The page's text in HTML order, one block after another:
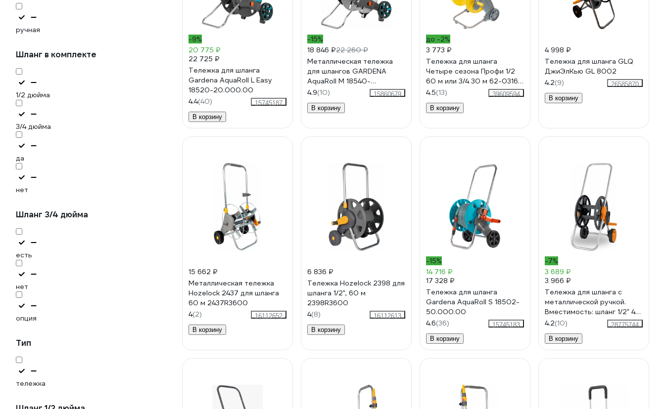
ручная
Шланг в комплекте
1/2 дюйма
3/4 дюйма
да
нет
Шланг 3/4 дюйма
есть
нет
опция
Тип
тележка
-9%
20 775 ₽
22 725 ₽
Тележка для шланга
Gardena AquaRoll L Easy
18520-20.000.00
4.4(40)
15745187
В корзину
-15%
18 846 ₽22 260 ₽
Металлическая тележка
для шлангов GARDENA
AquaRoll M 18540-
20.000.00
4.9(10)
15860679
В корзину
до -2%
3 773 ₽
Тележка для шланга
Четыре сезона Профи 1/2
60 м или 3/4 30 м 62-0316-
F
4.5(13)
39609594
В корзину
4 998 ₽
Тележка для шланга GLQ
ДжиЭлКью GL 8002
4.2(9)
26585870
В корзину
15 662 ₽
Металлическая тележка
Hozelock 2437 для шланга
60 м 2437R3600
4(2)
16112652
В корзину
6 836 ₽
Тележка Hozelock 2398 для
шланга 1/2", 60 м
2398R3600
4(8)
16112613
В корзину
-15%
14 716 ₽
17 328 ₽
Тележка для шланга
Gardena AquaRoll S 18502-
50.000.00
4.6(36)
15745183
В корзину
-7%
3 689 ₽
3 966 ₽
Тележка для шланга с
металлической ручкой.
Вместимость: шланг 1/2" 45
м, 5/8" 35 м, 3/4" 25 м GLQ
ДжиЭлКью GL 860
4.2(10)
28775744
В корзину